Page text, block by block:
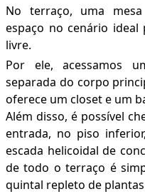
No terraço, uma
espaço no cenário
livre.
Por ele, acessamos
separada do corpo
oferece um closet e um
Além disso, é possível
entrada, no piso
escada helicoidal de
de todo o terraço é
quintal repleto de